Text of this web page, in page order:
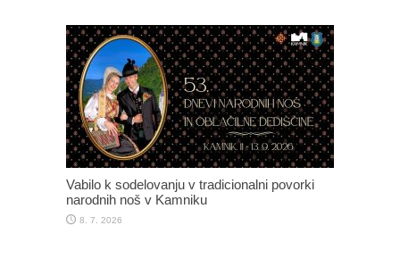
Vabilo k sodelovanju v tradicionalni povorki
narodnih noš v Kamniku
8. 7. 2026